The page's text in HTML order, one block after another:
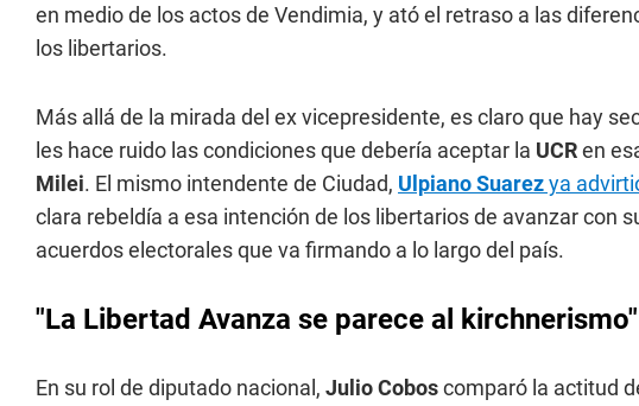
en medio de los actos de Vendimia, y ató el retraso a las
los libertarios.
Más allá de la mirada del ex vicepresidente, es claro que hay
les hace ruido las condiciones que debería aceptar la UCRen
Milei. El mismo intendente de Ciudad, Ulpiano Suarezya
clara rebeldía a esa intención de los libertarios de avanzar con
acuerdos electorales que va firmando a lo largo del país.
"La Libertad Avanza se parece al kirchnerismo"
En su rol de diputado nacional, Julio Coboscomparó la actitud